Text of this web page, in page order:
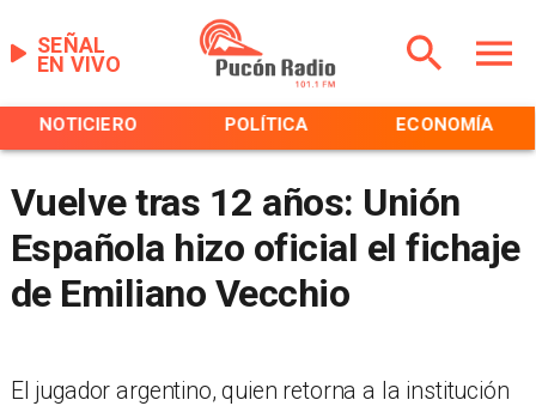
EN VIVO
SEÑAL
NOTICIERO POLÍTICA ECONOMÍA
Vuelve tras 12 años: Unión
Española hizo oficial el fichaje
de Emiliano Vecchio
​El jugador argentino, quien retorna a la institución